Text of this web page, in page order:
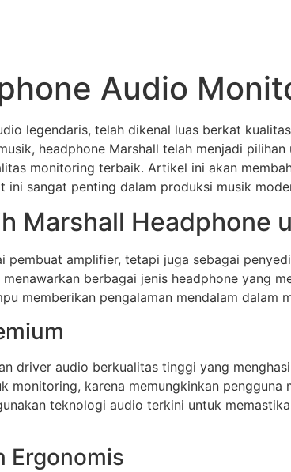
Audio
legendaris, telah dikenal luas berkat
headphone Marshall telah menjadi
monitoring terbaik. Artikel ini akan
ini sangat penting dalam produksi musik
Marshall Headphone
pembuat amplifier, tetapi juga sebagai
berbagai jenis headphone yang
memberikan pengalaman mendalam
driver audio berkualitas tinggi yang
monitoring, karena memungkinkan
teknologi audio terkini untuk
Ergonomis